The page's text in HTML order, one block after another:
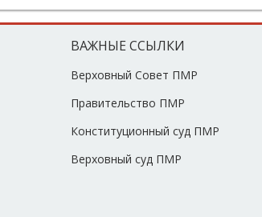
ВАЖНЫЕ ССЫЛКИ
Верховный Совет ПМР
Правительство ПМР
Конституционный суд ПМР
Верховный суд ПМР